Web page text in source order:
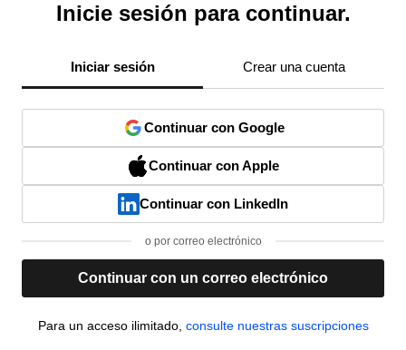
Inicie sesión para continuar.
Iniciar sesión Crear una cuenta
Continuar con Google
Continuar con Apple
Continuar con LinkedIn
o por correo electrónico
Continuar con un correo electrónico
Para un acceso ilimitado, consulte nuestras suscripciones